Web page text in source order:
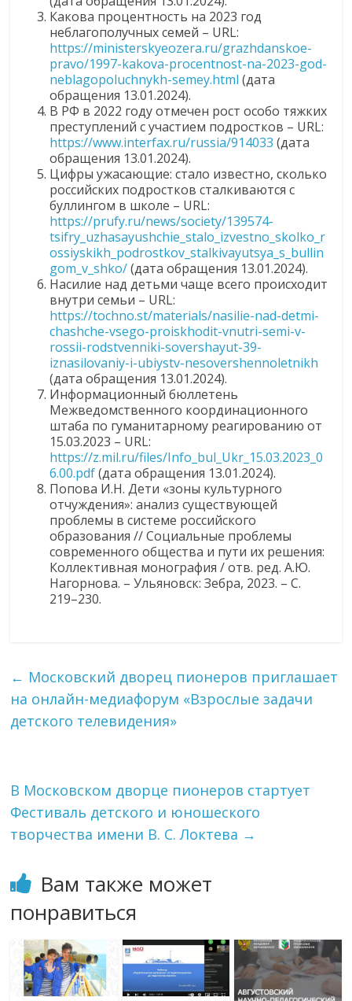
Какова процентность на 2023 год
неблагополучных семей – URL:
https://ministerskyeozera.ru/grazhdanskoe-
pravo/1997-kakova-procentnost-na-2023-god-
neblagopoluchnykh-semey.html (дата
обращения 13.01.2024).
В РФ в 2022 году отмечен рост особо тяжких
преступлений с участием подростков – URL:
https://www.interfax.ru/russia/914033 (дата
обращения 13.01.2024).
Цифры ужасающие: стало известно, сколько
российских подростков сталкиваются с
буллингом в школе – URL:
https://prufy.ru/news/society/139574-
tsifry_uzhasayushchie_stalo_izvestno_skolko_r
ossiyskikh_podrostkov_stalkivayutsya_s_bullin
gom_v_shko/(дата обращения 13.01.2024).
Насилие над детьми чаще всего происходит
внутри семьи – URL:
https://tochno.st/materials/nasilie-nad-detmi-
chashche-vsego-proiskhodit-vnutri-semi-v-
rossii-rodstvenniki-sovershayut-39-
iznasilovaniy-i-ubiystv-nesovershennoletnikh
(дата обращения 13.01.2024).
Информационный бюллетень
Межведомственного координационного
штаба по гуманитарному реагированию от
15.03.2023 – URL:
https://z.mil.ru/files/Info_bul_Ukr_15.03.2023_0
6.00.pdf(дата обращения 13.01.2024).
Попова И.Н. Дети «зоны культурного
отчуждения»: анализ существующей
проблемы в системе российского
образования // Социальные проблемы
современного общества и пути их решения:
Коллективная монография / отв. ред. А.Ю.
Нагорнова. – Ульяновск: Зебра, 2023. – С.
219–230.
← Московский дворец пионеров приглашает
на онлайн-медиафорум «Взрослые задачи
детского телевидения»
В Московском дворце пионеров стартует
Фестиваль детского и юношеского
творчества имени В. С. Локтева →
Вам также может
понравиться